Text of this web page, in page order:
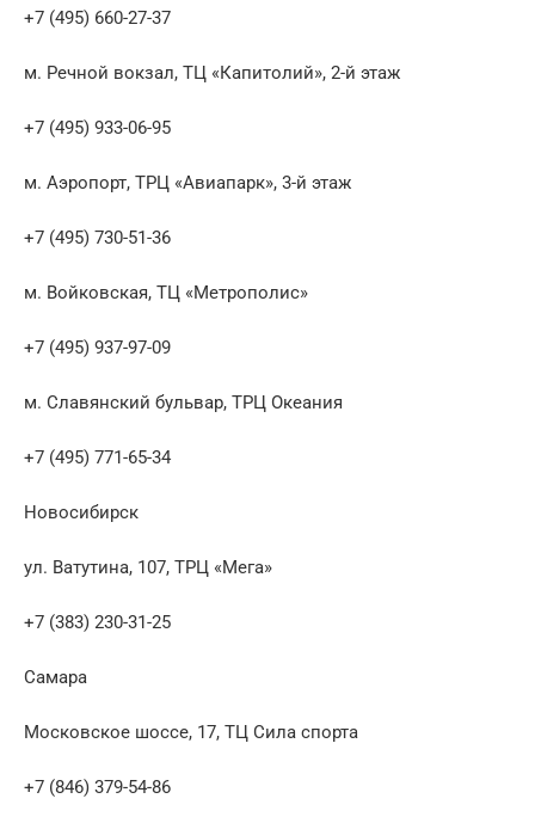
+7 (495) 660-27-37
м. Речной вокзал, ТЦ «Капитолий», 2-й этаж
+7 (495) 933-06-95
м. Аэропорт, ТРЦ «Авиапарк», 3-й этаж
+7 (495) 730-51-36
м. Войковская, ТЦ «Метрополис»
+7 (495) 937-97-09
м. Славянский бульвар, ТРЦ Океания
+7 (495) 771-65-34
Новосибирск
ул. Ватутина, 107, ТРЦ «Мега»
+7 (383) 230-31-25
Самара
Московское шоссе, 17, ТЦ Сила спорта
+7 (846) 379-54-86